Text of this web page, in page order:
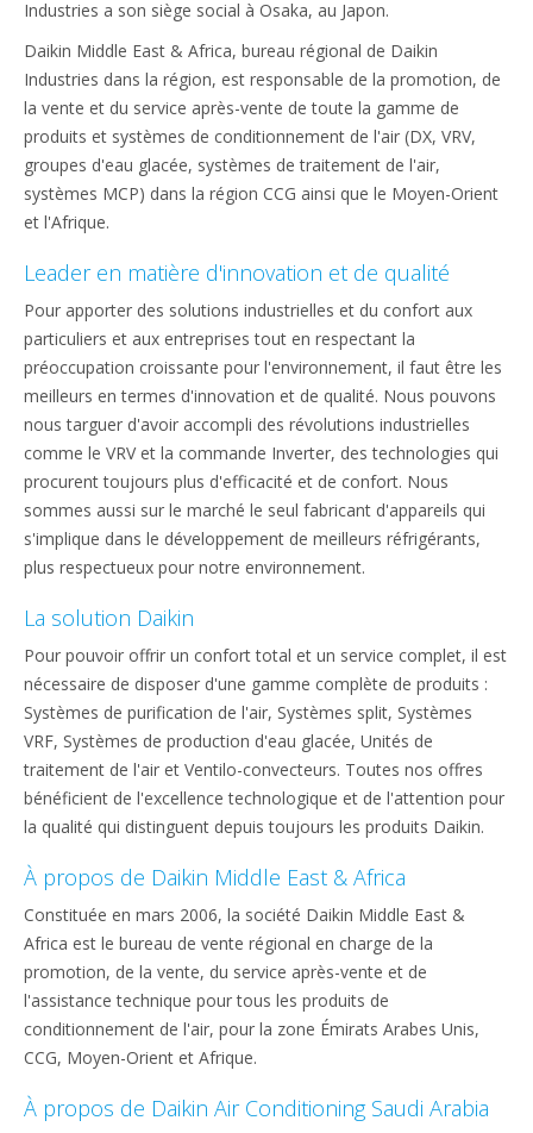
Industries a son siège social à Osaka, au Japon.
Daikin Middle East & Africa, bureau régional de Daikin
Industries dans la région, est responsable de la promotion, de
la vente et du service après-vente de toute la gamme de
produits et systèmes de conditionnement de l'air (DX, VRV,
groupes d'eau glacée, systèmes de traitement de l'air,
systèmes MCP) dans la région CCG ainsi que le Moyen-Orient
et l'Afrique.
Leader en matière d'innovation et de qualité
Pour apporter des solutions industrielles et du confort aux
particuliers et aux entreprises tout en respectant la
préoccupation croissante pour l'environnement, il faut être les
meilleurs en termes d'innovation et de qualité. Nous pouvons
nous targuer d'avoir accompli des révolutions industrielles
comme le VRV et la commande Inverter, des technologies qui
procurent toujours plus d'efficacité et de confort. Nous
sommes aussi sur le marché le seul fabricant d'appareils qui
s'implique dans le développement de meilleurs réfrigérants,
plus respectueux pour notre environnement.
La solution Daikin
Pour pouvoir offrir un confort total et un service complet, il est
nécessaire de disposer d'une gamme complète de produits :
Systèmes de purification de l'air, Systèmes split, Systèmes
VRF, Systèmes de production d'eau glacée, Unités de
traitement de l'air et Ventilo-convecteurs. Toutes nos offres
bénéficient de l'excellence technologique et de l'attention pour
la qualité qui distinguent depuis toujours les produits Daikin.
À propos de Daikin Middle East & Africa
Constituée en mars 2006, la société Daikin Middle East &
Africa est le bureau de vente régional en charge de la
promotion, de la vente, du service après-vente et de
l'assistance technique pour tous les produits de
conditionnement de l'air, pour la zone Émirats Arabes Unis,
CCG, Moyen-Orient et Afrique.
À propos de Daikin Air Conditioning Saudi Arabia